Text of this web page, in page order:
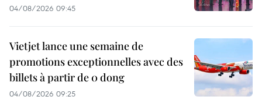
04/08/2026 09:45
Vietjet lance une semaine de
promotions exceptionnelles avec des
billets à partir de 0 dong
04/08/2026 09:25